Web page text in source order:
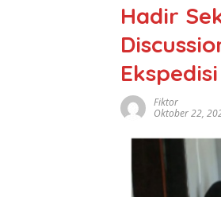
Hadir
Fiktor
Oktober 22,